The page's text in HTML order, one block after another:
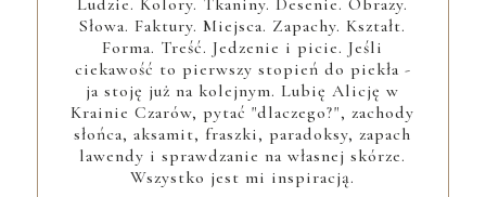
Ludzie. Kolory. Tkaniny. Desenie. Obrazy.
Słowa. Faktury. Miejsca. Zapachy. Kształt.
Forma. Treść. Jedzenie i picie. Jeśli
ciekawość to pierwszy stopień do piekła -
ja stoję już na kolejnym. Lubię Alicję w
Krainie Czarów, pytać "dlaczego?", zachody
słońca, aksamit, fraszki, paradoksy, zapach
lawendy i sprawdzanie na własnej skórze.
Wszystko jest mi inspiracją.